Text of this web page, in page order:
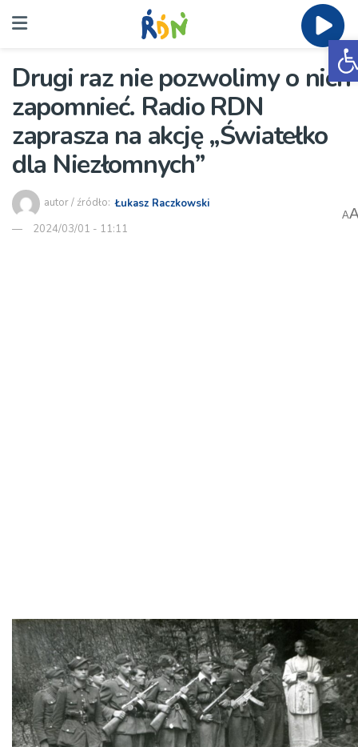
Drugi raz nie pozwolimy o nich
zapomnieć. Radio RDN
zaprasza na akcję „Światełko
dla Niezłomnych”
autor / źródło: Łukasz Raczkowski
2024/03/01 - 11:11
A